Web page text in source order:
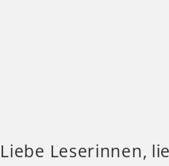
Liebe Leserinnen,